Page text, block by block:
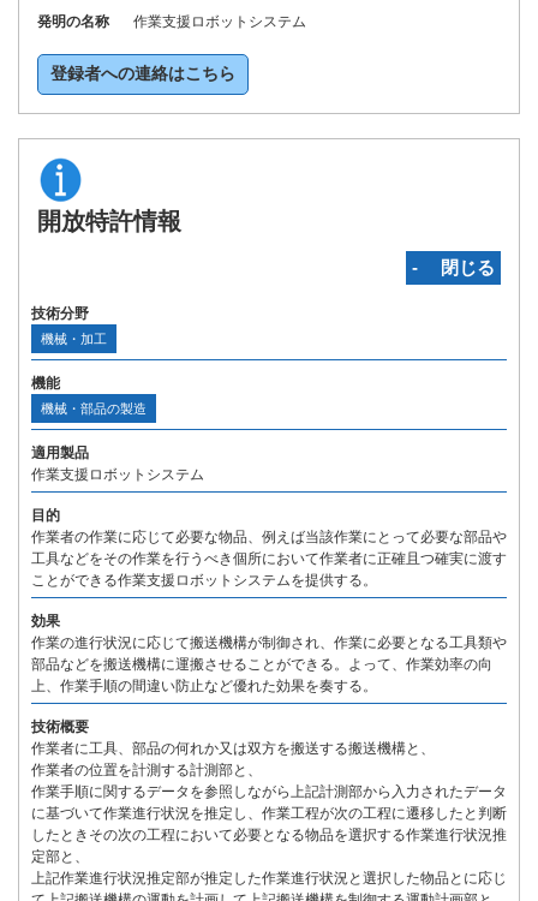
発明の名称
作業支援ロボットシステム
登録者への連絡はこちら
開放特許情報
‐ 閉じる
技術分野
機械・加工
機能
機械・部品の製造
適用製品
作業支援ロボットシステム
目的
作業者の作業に応じて必要な物品、例えば当該作業にとって必要な部品や
工具などをその作業を行うべき個所において作業者に正確且つ確実に渡す
ことができる作業支援ロボットシステムを提供する。
効果
作業の進行状況に応じて搬送機構が制御され、作業に必要となる工具類や
部品などを搬送機構に運搬させることができる。よって、作業効率の向
上、作業手順の間違い防止など優れた効果を奏する。
技術概要
作業者に工具、部品の何れか又は双方を搬送する搬送機構と、
作業者の位置を計測する計測部と、
作業手順に関するデータを参照しながら上記計測部から入力されたデータ
に基づいて作業進行状況を推定し、作業工程が次の工程に遷移したと判断
したときその次の工程において必要となる物品を選択する作業進行状況推
定部と、
上記作業進行状況推定部が推定した作業進行状況と選択した物品とに応じ